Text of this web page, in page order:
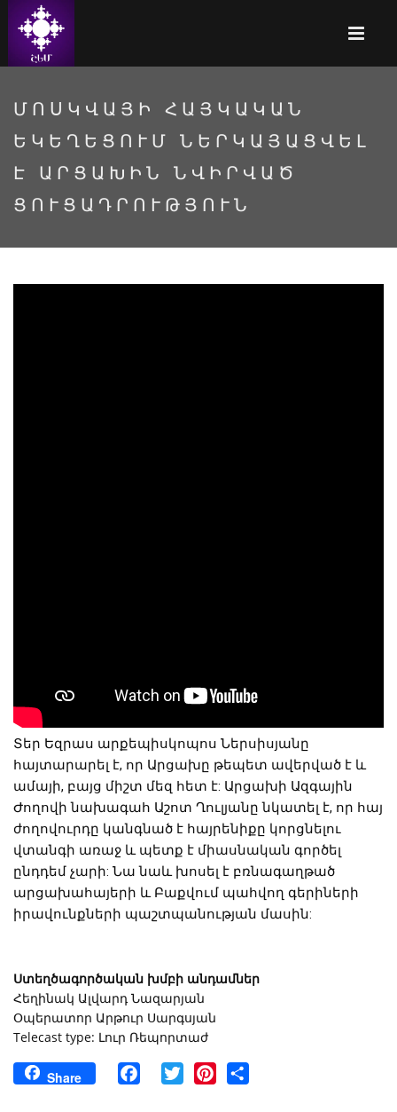
ՄՈՍԿՎԱՅԻ ՀԱՅԿԱԿԱՆ
ԵԿԵՂԵՑՈՒՄ ՆԵՐԿԱՅԱՑՎԵԼ
Է ԱՐՑԱԽԻՆ ՆՎԻՐՎԱԾ
ՑՈՒՑԱԴՐՈՒԹՅՈՒՆ
Տեր Եզրաս արքեպիսկոպոս Ներսիսյանը
հայտարարել է, որ Արցախը թեպետ ավերված է և
ամայի, բայց միշտ մեզ հետ է: Արցախի Ազգային
Ժողովի նախագահ Աշոտ Ղուլյանը նկատել է, որ հայ
ժողովուրդը կանգնած է հայրենիքը կորցնելու
վտանգի առաջ և պետք է միասնական գործել
ընդդեմ չարի: Նա նաև խոսել է բռնագաղթած
արցախահայերի և Բաքվում պահվող գերիների
իրավունքների պաշտպանության մասին:
Ստեղծագործական խմբի անդամներ
Հեղինակ Ալվարդ Նազարյան
Օպերատոր Արթուր Սարգսյան
Telecast type: Լուր Ռեպորտաժ
Share FacebookTwitter Pinterest